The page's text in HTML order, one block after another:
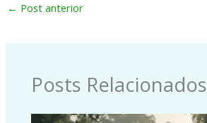
← Post anterior
Posts Relacionados